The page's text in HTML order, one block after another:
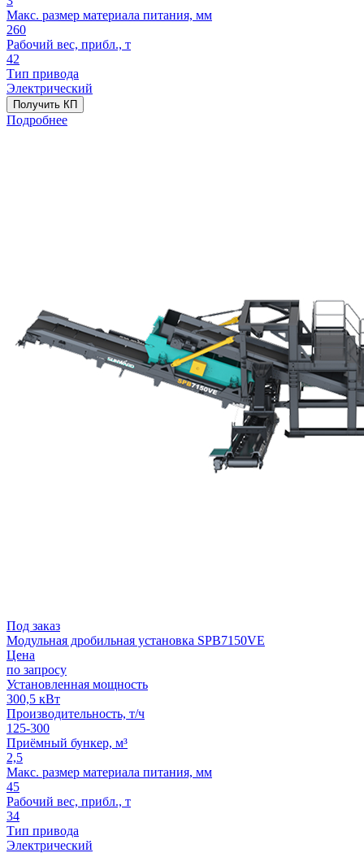
Макс. размер материала питания, мм
260
Рабочий вес, прибл., т
42
Тип привода
Электрический
Получить КП
Подробнее
Под заказ
Модульная дробильная установка SPВ7150VE
Цена
по запросу
Установленная мощность
300,5 кВт
Производительность, т/ч
125-300
Приёмный бункер, м³
2,5
Макс. размер материала питания, мм
45
Рабочий вес, прибл., т
34
Тип привода
Электрический